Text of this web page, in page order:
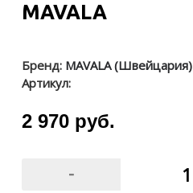
MAVALA
Бренд: MAVALA (Швейцария)
Артикул:
2 970 руб.
-